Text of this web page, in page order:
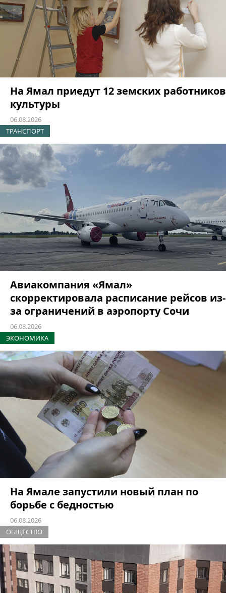
На Ямал приедут 12 земских работников
культуры
06.08.2026
ТРАНСПОРТ
Авиакомпания «Ямал»
скорректировала расписание рейсов из-
за ограничений в аэропорту Сочи
06.08.2026
ЭКОНОМИКА
На Ямале запустили новый план по
борьбе с бедностью
06.08.2026
ОБЩЕСТВО